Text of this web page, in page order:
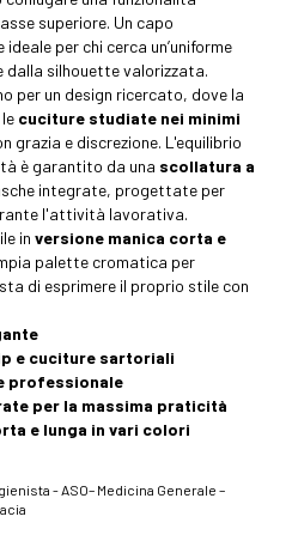
superiore. Un capo
per chi cerca un’uniforme
dalla silhouette valorizzata.
per un design ricercato, dove la
le cuciture studiate nei minimi
grazia e discrezione. L'equilibrio
è garantito da una scollatura a
integrate, progettate per
l'attività lavorativa.
in versione manica corta e
palette cromatica per
di esprimere il proprio stile con
e cuciture sartoriali
professionale
per la massima praticità
e lunga in vari colori
- ASO– Medicina Generale –